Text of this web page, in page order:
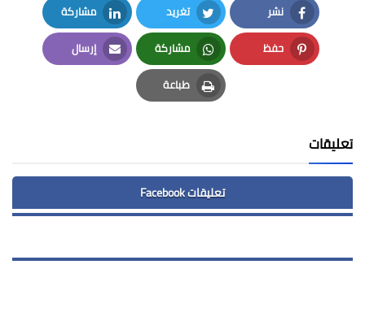
نشر
Facebook
تغريد
Twitter
مشاركة
LinkedIn
حفظ
Pinterest
مشاركة
Whatsapp
إرسال
Email
طباعة
Print
تعليقات
تعليقات Facebook